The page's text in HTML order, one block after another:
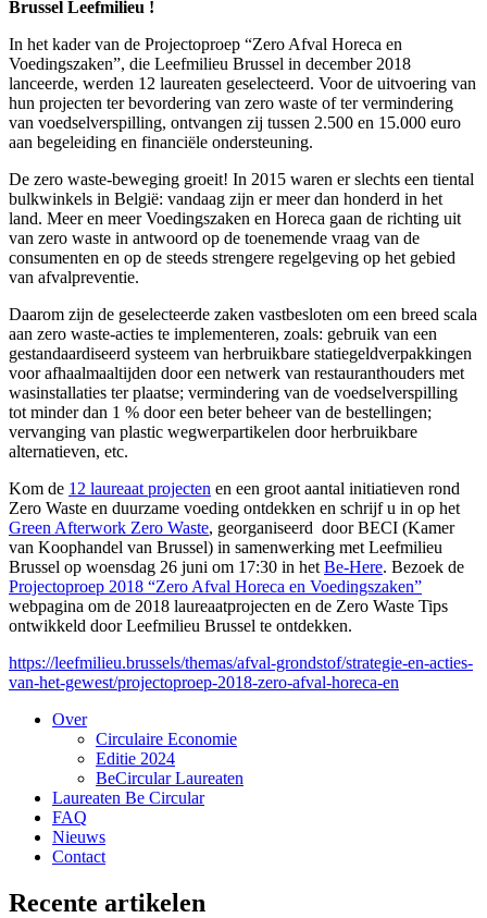
Brussel Leefmilieu !
In het kader van de Projectoproep “Zero Afval Horeca en
Voedingszaken”, die Leefmilieu Brussel in december 2018
lanceerde, werden 12 laureaten geselecteerd. Voor de uitvoering van
hun projecten ter bevordering van zero waste of ter vermindering
van voedselverspilling, ontvangen zij tussen 2.500 en 15.000 euro
aan begeleiding en financiële ondersteuning.
De zero waste-beweging groeit! In 2015 waren er slechts een tiental
bulkwinkels in België: vandaag zijn er meer dan honderd in het
land. Meer en meer Voedingszaken en Horeca gaan de richting uit
van zero waste in antwoord op de toenemende vraag van de
consumenten en op de steeds strengere regelgeving op het gebied
van afvalpreventie.
Daarom zijn de geselecteerde zaken vastbesloten om een breed scala
aan zero waste-acties te implementeren, zoals: gebruik van een
gestandaardiseerd systeem van herbruikbare statiegeldverpakkingen
voor afhaalmaaltijden door een netwerk van restauranthouders met
wasinstallaties ter plaatse; vermindering van de voedselverspilling
tot minder dan 1 % door een beter beheer van de bestellingen;
vervanging van plastic wegwerpartikelen door herbruikbare
alternatieven, etc.
Kom de 12 laureaat projecten en een groot aantal initiatieven rond
Zero Waste en duurzame voeding ontdekken en schrijf u in op het
Green Afterwork Zero Waste, georganiseerd door BECI (Kamer
van Koophandel van Brussel) in samenwerking met Leefmilieu
Brussel op woensdag 26 juni om 17:30 in het Be-Here. Bezoek de
Projectoproep 2018 “Zero Afval Horeca en Voedingszaken”
webpagina om de 2018 laureaatprojecten en de Zero Waste Tips
ontwikkeld door Leefmilieu Brussel te ontdekken.
https://leefmilieu.brussels/themas/afval-grondstof/strategie-en-acties-
van-het-gewest/projectoproep-2018-zero-afval-horeca-en
Over
Circulaire Economie
Editie 2024
BeCircular Laureaten
Laureaten Be Circular
FAQ
Nieuws
Contact
Recente artikelen